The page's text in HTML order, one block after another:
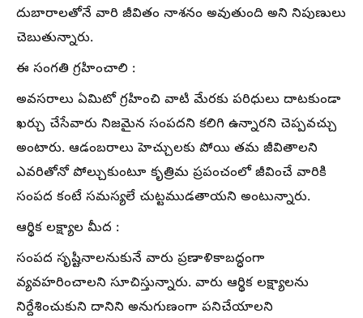
దుబారాలతోనే వారి జీవితం నాశనం అవుతుంది అని నిపుణులు
చెబుతున్నారు.
ఈ సంగతి గ్రహించాలి :
అవసరాలు ఏమిటో గ్రహించి వాటి మేరకు పరిధులు దాటకుండా
ఖర్చు చేసేవారు నిజమైన సంపదని కలిగి ఉన్నారని చెప్పవచ్చు
అంటారు. ఆడంబరాలు హెచ్చులకు పోయి తమ జీవితాలని
ఎవరితోనో పోల్చుకుంటూ కృత్రిమ ప్రపంచంలో జీవించే వారికి
సంపద కంటే సమస్యలే చుట్టముడతాయని అంటున్నారు.
ఆర్థిక లక్ష్యాల మీద :
సంపద సృష్టినాలనుకునే వారు ప్రణాళికాబద్ధంగా
వ్యవహరించాలని సూచిస్తున్నారు. వారు ఆర్థిక లక్ష్యాలను
నిర్దేశించుకుని దానిని అనుగుణంగా పనిచేయాలని